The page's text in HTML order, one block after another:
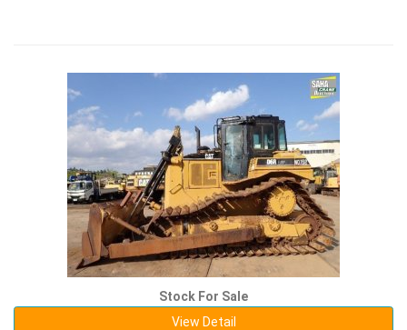
Stock For Sale
View Detail